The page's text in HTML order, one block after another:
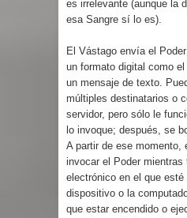
es irrelevante (aunque la
esa Sangre sí lo es).
El Vástago envía el
un formato digital como
un mensaje de texto.
múltiples destinatarios o
servidor, pero sólo le
lo invoque; después, se
A partir de ese momento,
invocar el Poder
electrónico en el que esté
dispositivo o la
que estar encendido o